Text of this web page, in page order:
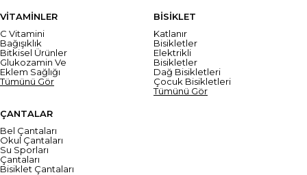
VİTAMİNLER
C Vitamini
Bağışıklık
Bitkisel Ürünler
Glukozamin Ve
Eklem Sağlığı
Tümünü Gör
BİSİKLET
Katlanır
Bisikletler
Elektrikli
Bisikletler
Dağ Bisikletleri
Çocuk Bisikletleri
Tümünü Gör
ÇANTALAR
Bel Çantaları
Okul Çantaları
Su Sporları
Çantaları
Bisiklet Çantaları